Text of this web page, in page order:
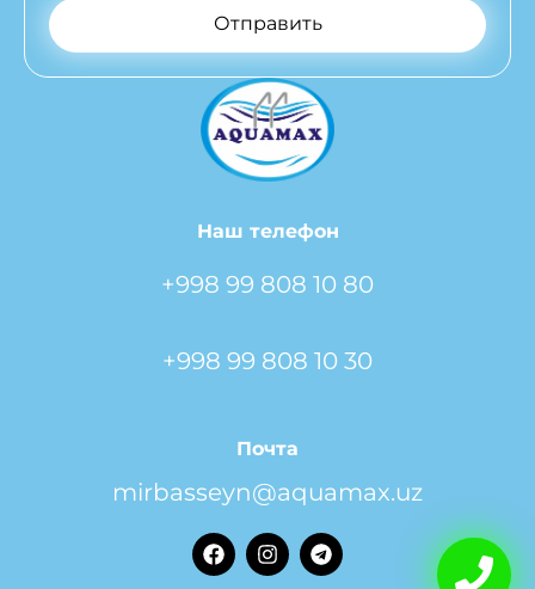
Отправить
Наш телефон
+998 99 808 10 80
+998 99 808 10 30
Почта
mirbasseyn@aquamax.uz